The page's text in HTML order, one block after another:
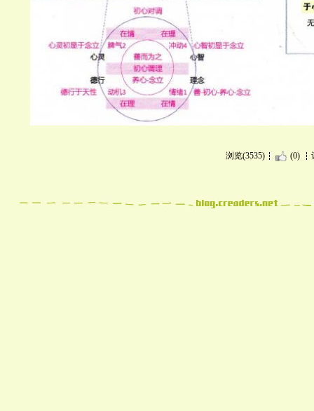
浏览(3535) (0)